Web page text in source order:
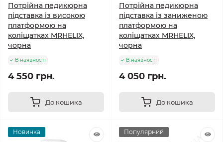
Потрійна педикюрна
підставка із високою
платформою на
коліщатках MRHELIX,
чорна
В наявності
4 550 грн.
До кошика
Потрійна педикюрна
підставка із заниженою
платформою на
коліщатках MRHELIX,
чорна
В наявності
4 050 грн.
До кошика
Новинка
Популярний